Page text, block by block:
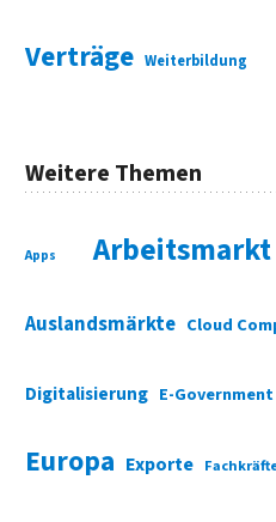
Verträge Weiterbildung
Weitere Themen
Apps Arbeitsmarkt
Auslandsmärkte Cloud
Digitalisierung E-Government
Europa Exporte